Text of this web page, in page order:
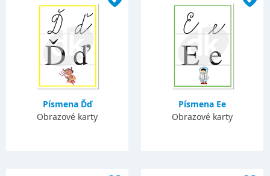
Písmena Ďď
Obrazové karty
Písmena Ee
Obrazové karty